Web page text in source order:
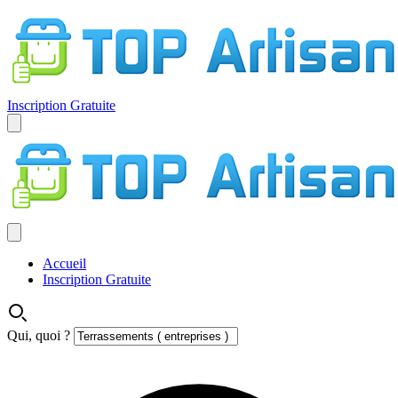
Inscription Gratuite
Accueil
Inscription Gratuite
Qui, quoi ?